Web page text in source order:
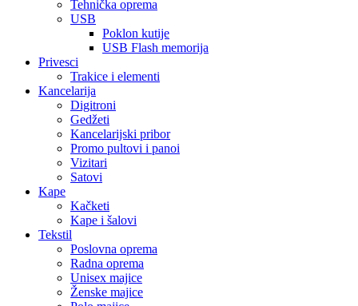
Tehnička oprema
USB
Poklon kutije
USB Flash memorija
Privesci
Trakice i elementi
Kancelarija
Digitroni
Gedžeti
Kancelarijski pribor
Promo pultovi i panoi
Vizitari
Satovi
Kape
Kačketi
Kape i šalovi
Tekstil
Poslovna oprema
Radna oprema
Unisex majice
Ženske majice